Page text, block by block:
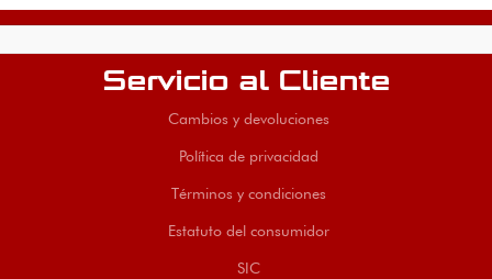
Servicio al Cliente
Cambios y devoluciones
Política de privacidad
Términos y condiciones
Estatuto del consumidor
SIC